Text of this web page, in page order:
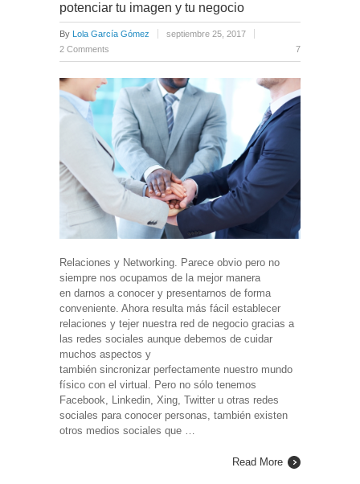
potenciar tu imagen y tu negocio
By Lola García Gómez
septiembre 25, 2017
2 Comments
7
Relaciones y Networking. Parece obvio pero no
siempre nos ocupamos de la mejor manera
en darnos a conocer y presentarnos de forma
conveniente. Ahora resulta más fácil establecer
relaciones y tejer nuestra red de negocio gracias a
las redes sociales aunque debemos de cuidar
muchos aspectos y
también sincronizar perfectamente nuestro mundo
físico con el virtual. Pero no sólo tenemos
Facebook, Linkedin, Xing, Twitter u otras redes
sociales para conocer personas, también existen
otros medios sociales que …
Read More